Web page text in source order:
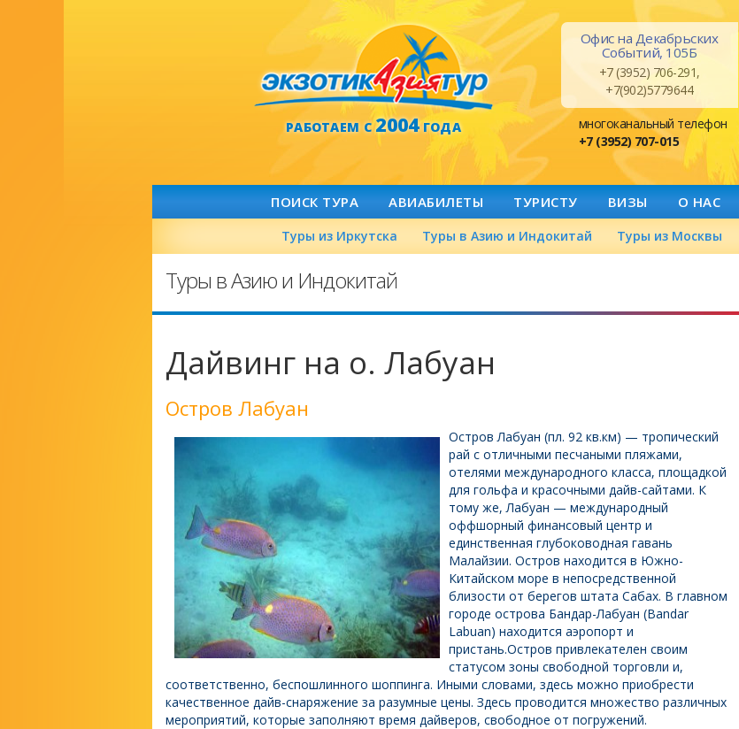
РАБОТАЕМ С2004ГОДА
Офис на Декабрьских
Событий, 105Б
+7 (3952) 706-291,
+7(902)5779644
многоканальный телефон
+7 (3952) 707-015
ПОИСК ТУРА АВИАБИЛЕТЫ ТУРИСТУ ВИЗЫ О НАС
Туры из Иркутска Туры в Азию и Индокитай Туры из Москвы
Туры в Азию и Индокитай
Дайвинг на о. Лабуан
Остров Лабуан
Остров Лабуан (пл. 92 кв.км) — тропический
рай с отличными песчаными пляжами,
отелями международного класса, площадкой
для гольфа и красочными дайв-сайтами. К
тому же, Лабуан — международный
оффшорный финансовый центр и
единственная глубоководная гавань
Малайзии. Остров находится в Южно-
Китайском море в непосредственной
близости от берегов штата Сабах. В главном
городе острова Бандар-Лабуан (Bandar
Labuan) находится аэропорт и
пристань.Остров привлекателен своим
статусом зоны свободной торговли и,
соответственно, беспошлинного шоппинга. Иными словами, здесь можно приобрести
качественное дайв-снаряжение за разумные цены. Здесь проводится множество различных
мероприятий, которые заполняют время дайверов, свободное от погружений.